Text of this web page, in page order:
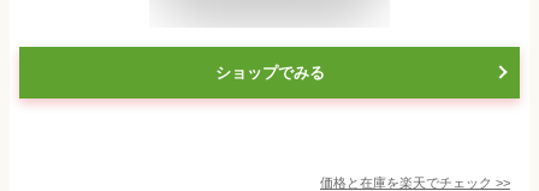
ショップでみる
価格と在庫を楽天でチェック >>